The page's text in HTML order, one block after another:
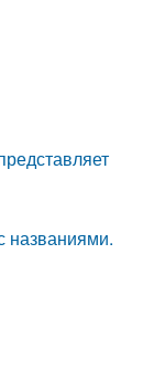
названиями.